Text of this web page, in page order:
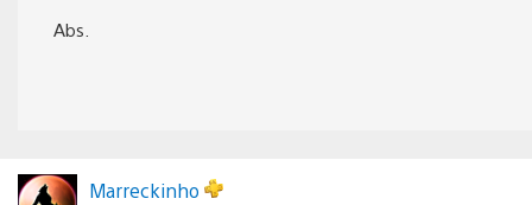
Abs.
Marreckinho